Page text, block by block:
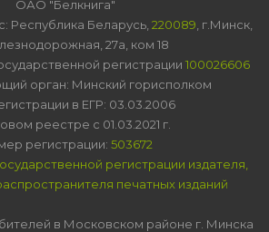
ОАО "Белкнига"
Республика Беларусь, 220089 , г.Минск,
27а, ком 18
регистрации 100026606
орган: Минский горисполком
в ЕГР: 03.03.2006
реестре с 01.03.2021 г.
регистрации: 503672
регистрации издателя,
печатных изданий
в Московском районе г. Минска